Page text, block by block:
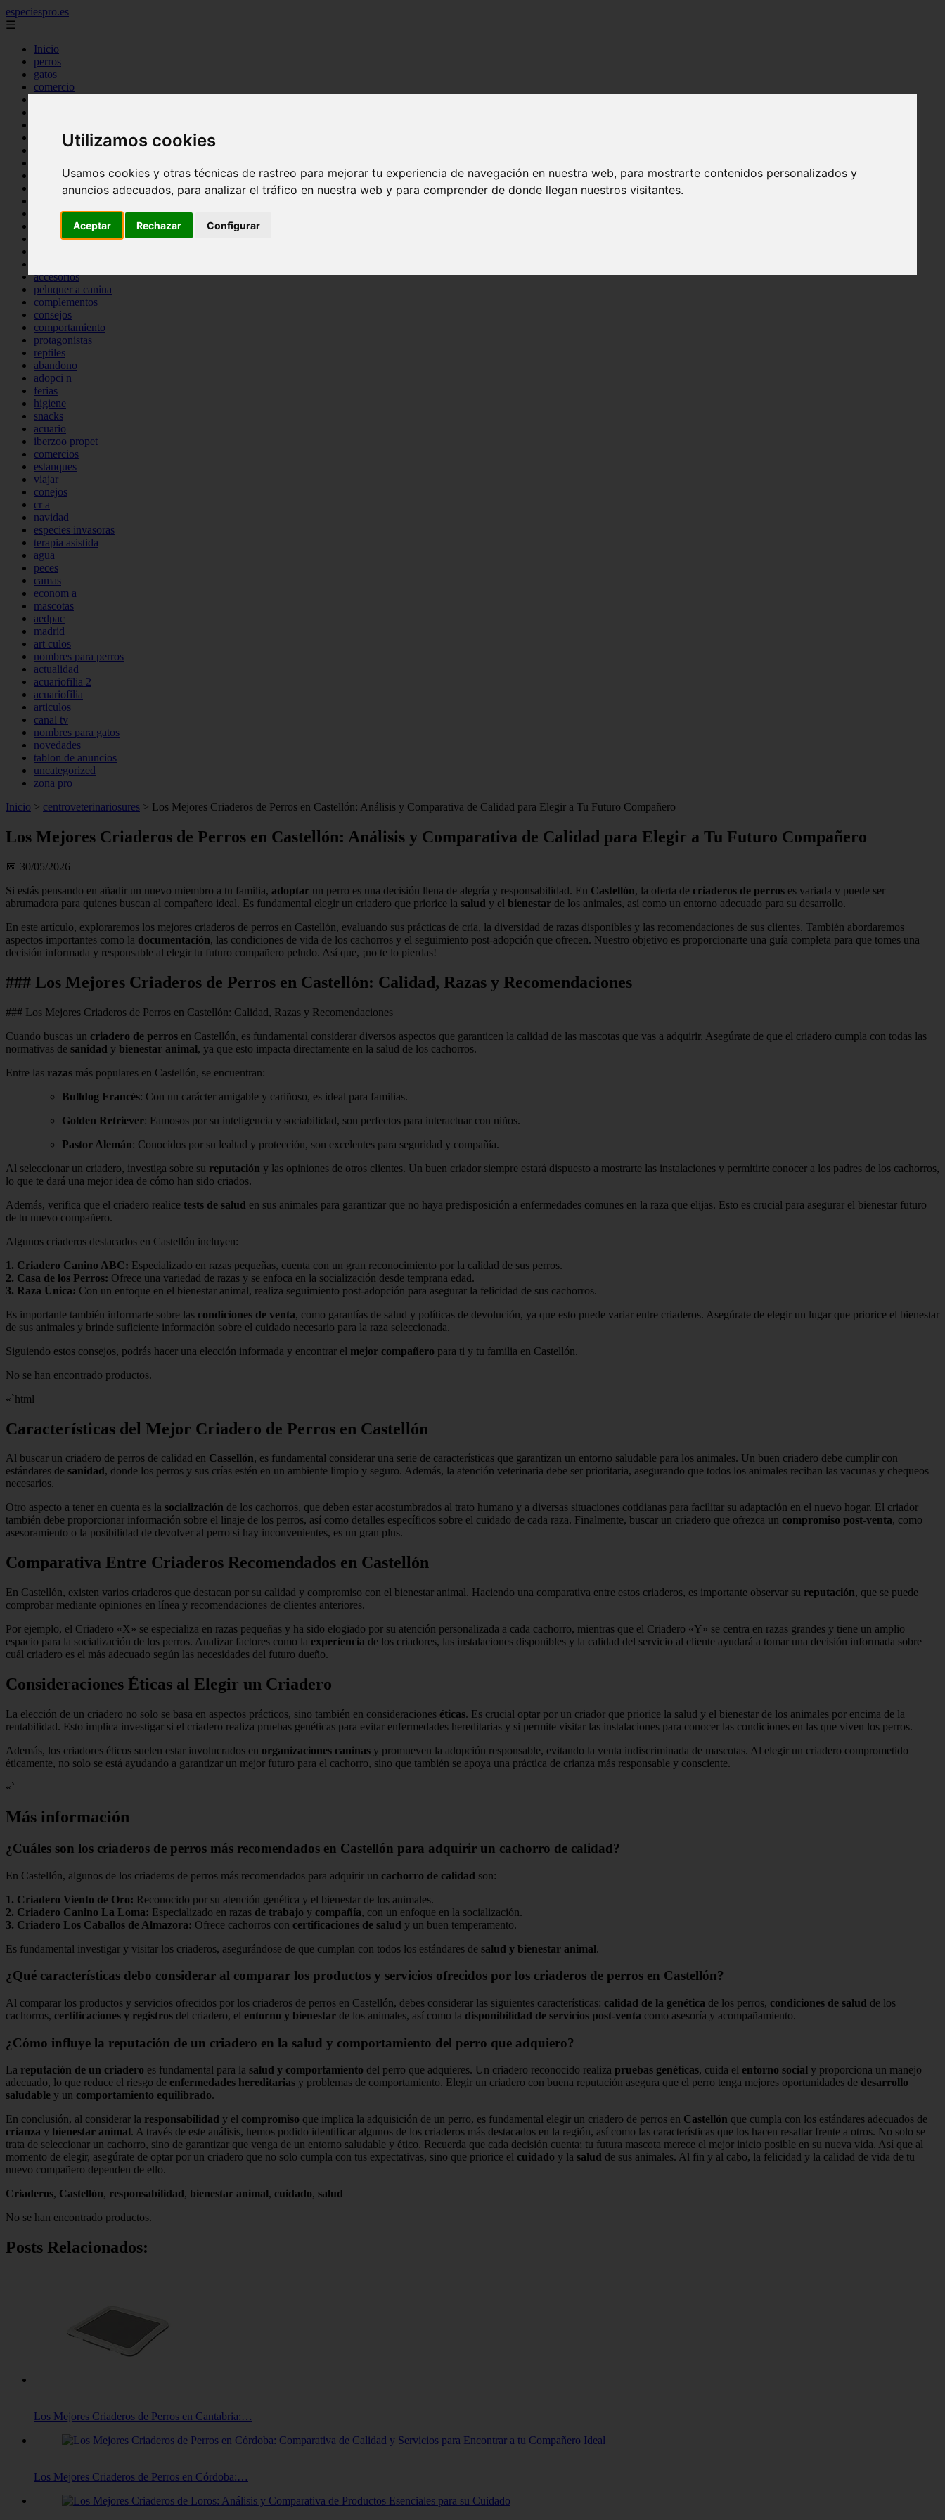
Utilizamos cookies
Usamos cookies y otras técnicas de rastreo para mejorar tu experiencia de navegación en nuestra web, para mostrarte contenidos personalizados y
anuncios adecuados, para analizar el tráfico en nuestra web y para comprender de donde llegan nuestros visitantes.
Aceptar Rechazar Configurar
especiespro.es
☰
Inicio
perros
gatos
comercio
tenencia responsable
mantenimiento
bienestar
peque os mam feros
verano
accesorios
peluquer a canina
complementos
consejos
comportamiento
protagonistas
reptiles
abandono
adopci n
ferias
higiene
snacks
acuario
iberzoo propet
comercios
estanques
viajar
conejos
cr a
navidad
especies invasoras
terapia asistida
agua
peces
camas
econom a
mascotas
aedpac
madrid
art culos
nombres para perros
actualidad
acuariofilia 2
acuariofilia
articulos
canal tv
nombres para gatos
novedades
tablon de anuncios
uncategorized
zona pro
Inicio > centroveterinariosures > Los Mejores Criaderos de Perros en Castellón: Análisis y Comparativa de Calidad para Elegir a Tu Futuro Compañero
Los Mejores Criaderos de Perros en Castellón: Análisis y Comparativa de Calidad para Elegir a Tu Futuro Compañero
📅 30/05/2026
Si estás pensando en añadir un nuevo miembro a tu familia, adoptar un perro es una decisión llena de alegría y responsabilidad. En Castellón, la oferta de criaderos de perros es variada y puede ser
abrumadora para quienes buscan al compañero ideal. Es fundamental elegir un criadero que priorice la salud y el bienestar de los animales, así como un entorno adecuado para su desarrollo.
En este artículo, exploraremos los mejores criaderos de perros en Castellón, evaluando sus prácticas de cría, la diversidad de razas disponibles y las recomendaciones de sus clientes. También abordaremos
aspectos importantes como la documentación, las condiciones de vida de los cachorros y el seguimiento post-adopción que ofrecen. Nuestro objetivo es proporcionarte una guía completa para que tomes una
decisión informada y responsable al elegir tu futuro compañero peludo. Así que, ¡no te lo pierdas!
### Los Mejores Criaderos de Perros en Castellón: Calidad, Razas y Recomendaciones
### Los Mejores Criaderos de Perros en Castellón: Calidad, Razas y Recomendaciones
Cuando buscas un criadero de perros en Castellón, es fundamental considerar diversos aspectos que garanticen la calidad de las mascotas que vas a adquirir. Asegúrate de que el criadero cumpla con todas las
normativas de sanidad y bienestar animal, ya que esto impacta directamente en la salud de los cachorros.
Entre las razas más populares en Castellón, se encuentran:
Bulldog Francés: Con un carácter amigable y cariñoso, es ideal para familias.
Golden Retriever: Famosos por su inteligencia y sociabilidad, son perfectos para interactuar con niños.
Pastor Alemán: Conocidos por su lealtad y protección, son excelentes para seguridad y compañía.
Al seleccionar un criadero, investiga sobre su reputación y las opiniones de otros clientes. Un buen criador siempre estará dispuesto a mostrarte las instalaciones y permitirte conocer a los padres de los cachorros,
lo que te dará una mejor idea de cómo han sido criados.
Además, verifica que el criadero realice tests de salud en sus animales para garantizar que no haya predisposición a enfermedades comunes en la raza que elijas. Esto es crucial para asegurar el bienestar futuro
de tu nuevo compañero.
Algunos criaderos destacados en Castellón incluyen:
1. Criadero Canino ABC: Especializado en razas pequeñas, cuenta con un gran reconocimiento por la calidad de sus perros.
2. Casa de los Perros: Ofrece una variedad de razas y se enfoca en la socialización desde temprana edad.
3. Raza Única: Con un enfoque en el bienestar animal, realiza seguimiento post-adopción para asegurar la felicidad de sus cachorros.
Es importante también informarte sobre las condiciones de venta, como garantías de salud y políticas de devolución, ya que esto puede variar entre criaderos. Asegúrate de elegir un lugar que priorice el bienestar
de sus animales y brinde suficiente información sobre el cuidado necesario para la raza seleccionada.
Siguiendo estos consejos, podrás hacer una elección informada y encontrar el mejor compañero para ti y tu familia en Castellón.
No se han encontrado productos.
«`html
Características del Mejor Criadero de Perros en Castellón
Al buscar un criadero de perros de calidad en Cassellón, es fundamental considerar una serie de características que garantizan un entorno saludable para los animales. Un buen criadero debe cumplir con
estándares de sanidad, donde los perros y sus crías estén en un ambiente limpio y seguro. Además, la atención veterinaria debe ser prioritaria, asegurando que todos los animales reciban las vacunas y chequeos
necesarios.
Otro aspecto a tener en cuenta es la socialización de los cachorros, que deben estar acostumbrados al trato humano y a diversas situaciones cotidianas para facilitar su adaptación en el nuevo hogar. El criador
también debe proporcionar información sobre el linaje de los perros, así como detalles específicos sobre el cuidado de cada raza. Finalmente, buscar un criadero que ofrezca un compromiso post-venta, como
asesoramiento o la posibilidad de devolver al perro si hay inconvenientes, es un gran plus.
Comparativa Entre Criaderos Recomendados en Castellón
En Castellón, existen varios criaderos que destacan por su calidad y compromiso con el bienestar animal. Haciendo una comparativa entre estos criaderos, es importante observar su reputación, que se puede
comprobar mediante opiniones en línea y recomendaciones de clientes anteriores.
Por ejemplo, el Criadero «X» se especializa en razas pequeñas y ha sido elogiado por su atención personalizada a cada cachorro, mientras que el Criadero «Y» se centra en razas grandes y tiene un amplio
espacio para la socialización de los perros. Analizar factores como la experiencia de los criadores, las instalaciones disponibles y la calidad del servicio al cliente ayudará a tomar una decisión informada sobre
cuál criadero es el más adecuado según las necesidades del futuro dueño.
Consideraciones Éticas al Elegir un Criadero
La elección de un criadero no solo se basa en aspectos prácticos, sino también en consideraciones éticas. Es crucial optar por un criador que priorice la salud y el bienestar de los animales por encima de la
rentabilidad. Esto implica investigar si el criadero realiza pruebas genéticas para evitar enfermedades hereditarias y si permite visitar las instalaciones para conocer las condiciones en las que viven los perros.
Además, los criadores éticos suelen estar involucrados en organizaciones caninas y promueven la adopción responsable, evitando la venta indiscriminada de mascotas. Al elegir un criadero comprometido
éticamente, no solo se está ayudando a garantizar un mejor futuro para el cachorro, sino que también se apoya una práctica de crianza más responsable y consciente.
«`
Más información
¿Cuáles son los criaderos de perros más recomendados en Castellón para adquirir un cachorro de calidad?
En Castellón, algunos de los criaderos de perros más recomendados para adquirir un cachorro de calidad son:
1. Criadero Viento de Oro: Reconocido por su atención genética y el bienestar de los animales.
2. Criadero Canino La Loma: Especializado en razas de trabajo y compañía, con un enfoque en la socialización.
3. Criadero Los Caballos de Almazora: Ofrece cachorros con certificaciones de salud y un buen temperamento.
Es fundamental investigar y visitar los criaderos, asegurándose de que cumplan con todos los estándares de salud y bienestar animal.
¿Qué características debo considerar al comparar los productos y servicios ofrecidos por los criaderos de perros en Castellón?
Al comparar los productos y servicios ofrecidos por los criaderos de perros en Castellón, debes considerar las siguientes características: calidad de la genética de los perros, condiciones de salud de los
cachorros, certificaciones y registros del criadero, el entorno y bienestar de los animales, así como la disponibilidad de servicios post-venta como asesoría y acompañamiento.
¿Cómo influye la reputación de un criadero en la salud y comportamiento del perro que adquiero?
La reputación de un criadero es fundamental para la salud y comportamiento del perro que adquieres. Un criadero reconocido realiza pruebas genéticas, cuida el entorno social y proporciona un manejo
adecuado, lo que reduce el riesgo de enfermedades hereditarias y problemas de comportamiento. Elegir un criadero con buena reputación asegura que el perro tenga mejores oportunidades de desarrollo
saludable y un comportamiento equilibrado.
En conclusión, al considerar la responsabilidad y el compromiso que implica la adquisición de un perro, es fundamental elegir un criadero de perros en Castellón que cumpla con los estándares adecuados de
crianza y bienestar animal . A través de este análisis, hemos podido identificar algunos de los criaderos más destacados en la región, así como las características que los hacen resaltar frente a otros. No solo se
trata de seleccionar un cachorro, sino de garantizar que venga de un entorno saludable y ético. Recuerda que cada decisión cuenta; tu futura mascota merece el mejor inicio posible en su nueva vida. Así que al
momento de elegir, asegúrate de optar por un criadero que no solo cumpla con tus expectativas, sino que priorice el cuidado y la salud de sus animales. Al fin y al cabo, la felicidad y la calidad de vida de tu
nuevo compañero dependen de ello.
Criaderos, Castellón, responsabilidad , bienestar animal , cuidado, salud
No se han encontrado productos.
Posts Relacionados:
Los Mejores Criaderos de Perros en Cantabria:…
Los Mejores Criaderos de Perros en Córdoba:…